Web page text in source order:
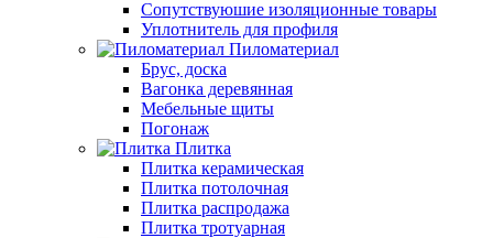
Сопутствуюшие изоляционные товары
Уплотнитель для профиля
Пиломатериал
Брус, доска
Вагонка деревянная
Мебельные щиты
Погонаж
Плитка
Плитка керамическая
Плитка потолочная
Плитка распродажа
Плитка тротуарная